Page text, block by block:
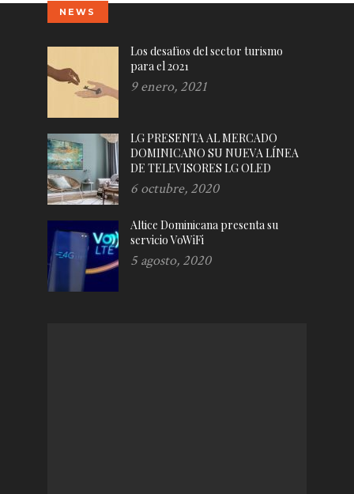
NEWS
Los desafíos del sector turismo
para el 2021
9 enero, 2021
LG PRESENTA AL MERCADO
DOMINICANO SU NUEVA LÍNEA
DE TELEVISORES LG OLED
6 octubre, 2020
Altice Dominicana presenta su
servicio VoWiFi
5 agosto, 2020